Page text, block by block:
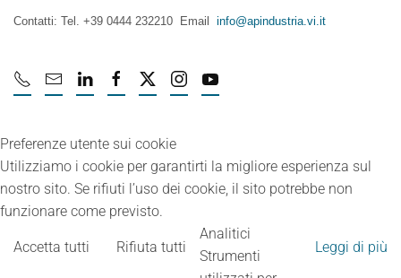
Contatti: Tel. +39 0444 232210 Email info@apindustria.vi.it
Preferenze utente sui cookie
Utilizziamo i cookie per garantirti la migliore esperienza sul
nostro sito. Se rifiuti l’uso dei cookie, il sito potrebbe non
funzionare come previsto.
Accetta tutti Rifiuta tutti Leggi di più
Analitici
Strumenti